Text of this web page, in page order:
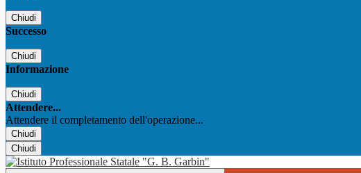
Chiudi
Successo
Chiudi
Informazione
Chiudi
Attendere...
Attendere il completamento dell'operazione...
Chiudi
Chiudi